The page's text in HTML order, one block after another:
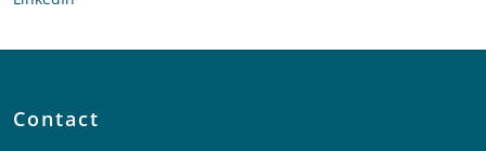
Contact